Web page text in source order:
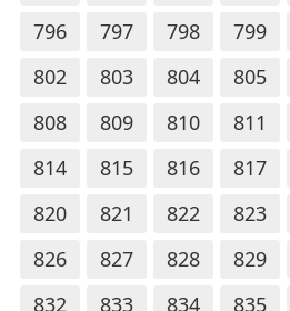
796
797 798 799
802
803 804 805
808
809 810 811
814
815 816 817
820
821 822 823
826
827 828 829
832
833 834 835